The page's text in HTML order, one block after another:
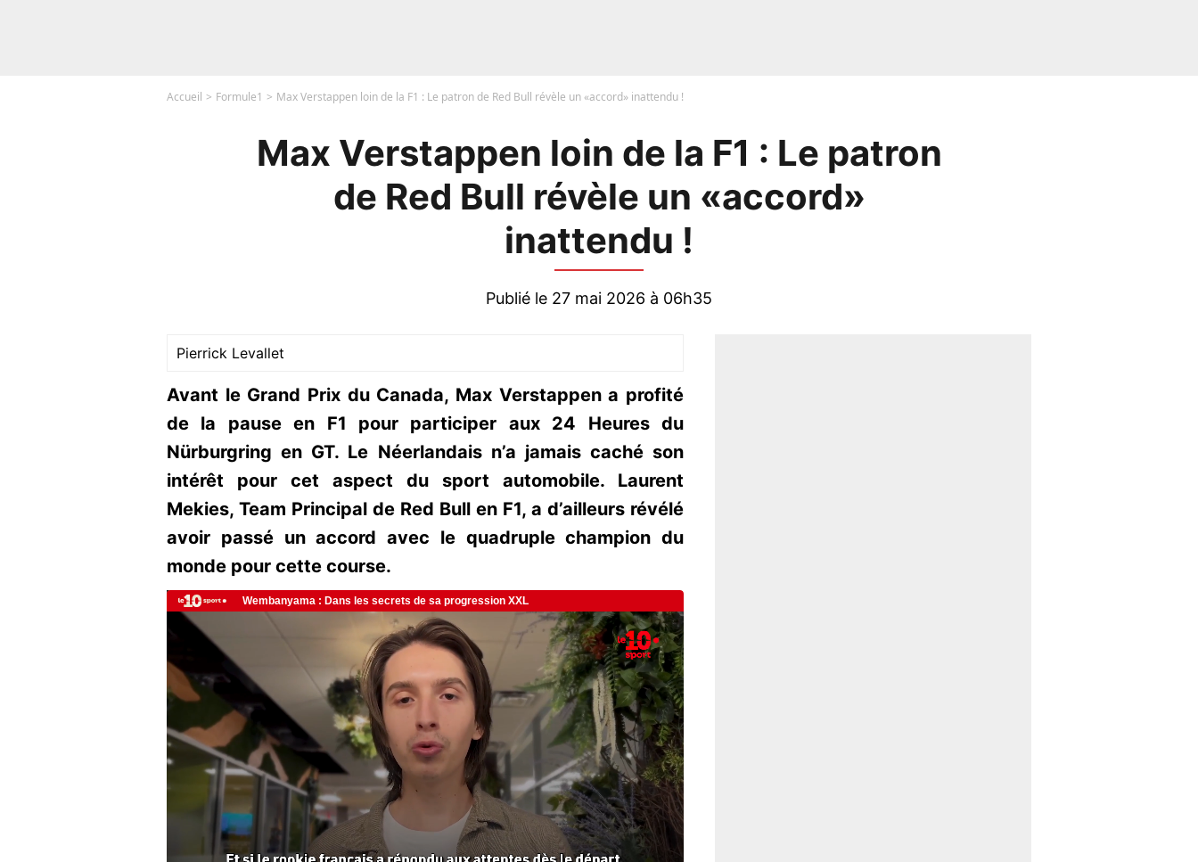
Accueil Formule1 Max Verstappen loin de la F1 : Le patron de Red Bull révèle un «accord» inattendu !
Max Verstappen loin de la F1 : Le patron
de Red Bull révèle un «accord»
inattendu !
Publié le 27 mai 2026 à 06h35
Pierrick Levallet
Avant le Grand Prix du Canada, Max Verstappen a profité
de la pause en F1 pour participer aux 24 Heures du
Nürburgring en GT. Le Néerlandais n’a jamais caché son
intérêt pour cet aspect du sport automobile. Laurent
Mekies, Team Principal de Red Bull en F1, a d’ailleurs révélé
avoir passé un accord avec le quadruple champion du
monde pour cette course.